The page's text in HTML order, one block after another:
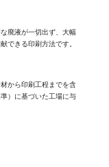
廃液が一切出ず、大幅
できる印刷方法です。
から印刷工程までを含
）に基づいた工場に与